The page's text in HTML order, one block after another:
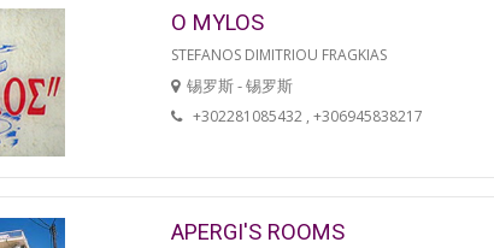
O MYLOS
STEFANOS DIMITRIOU FRAGKIAS
锡罗斯 - 锡罗斯
+302281085432 , +306945838217
APERGI'S ROOMS